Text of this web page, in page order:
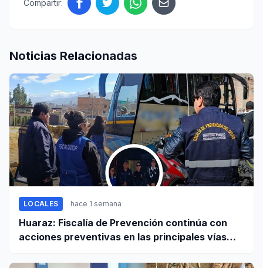
Compartir:
Noticias Relacionadas
LOCALES hace 1 semana
Huaraz: Fiscalía de Prevención continúa con
acciones preventivas en las principales vías